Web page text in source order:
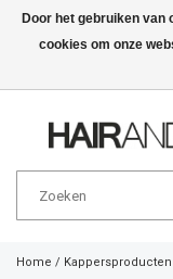
Home / Kappersproducten
Door het gebruiken van
cookies om onze